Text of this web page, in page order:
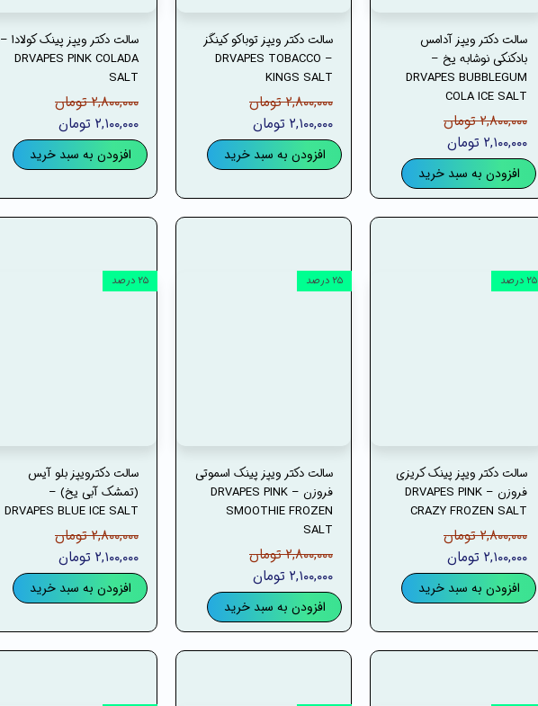
سالت دکتر ویپز آدامس
بادکنکی نوشابه یخ –
DRVAPES BUBBLEGUM
COLA ICE SALT
۲,۸۰۰,۰۰۰ تومان
۲,۱۰۰,۰۰۰ تومان
افزودن به سبد خرید
سالت دکتر ویپز توباکو کینگز
– DRVAPES TOBACCO
KINGS SALT
۲,۸۰۰,۰۰۰ تومان
۲,۱۰۰,۰۰۰ تومان
افزودن به سبد خرید
سالت دکتر ویپز پینک کولادا –
DRVAPES PINK COLADA
SALT
۲,۸۰۰,۰۰۰ تومان
۲,۱۰۰,۰۰۰ تومان
افزودن به سبد خرید
سالت دکتر ویپز پینک کریزی
فروزن – DRVAPES PINK
CRAZY FROZEN SALT
۲,۸۰۰,۰۰۰ تومان
۲,۱۰۰,۰۰۰ تومان
افزودن به سبد خرید
۲۵ درصد
سالت دکتر ویپز پینک اسموتی
فروزن – DRVAPES PINK
SMOOTHIE FROZEN
SALT
۲,۸۰۰,۰۰۰ تومان
۲,۱۰۰,۰۰۰ تومان
افزودن به سبد خرید
۲۵ درصد
سالت دکترویپز بلو آیس
(تمشک آبی یخ) –
DRVAPES BLUE ICE SALT
۲,۸۰۰,۰۰۰ تومان
۲,۱۰۰,۰۰۰ تومان
افزودن به سبد خرید
۲۵ درصد